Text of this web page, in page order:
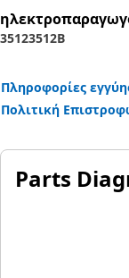
35123512B
Πληροφορίες
Πολιτική
Parts